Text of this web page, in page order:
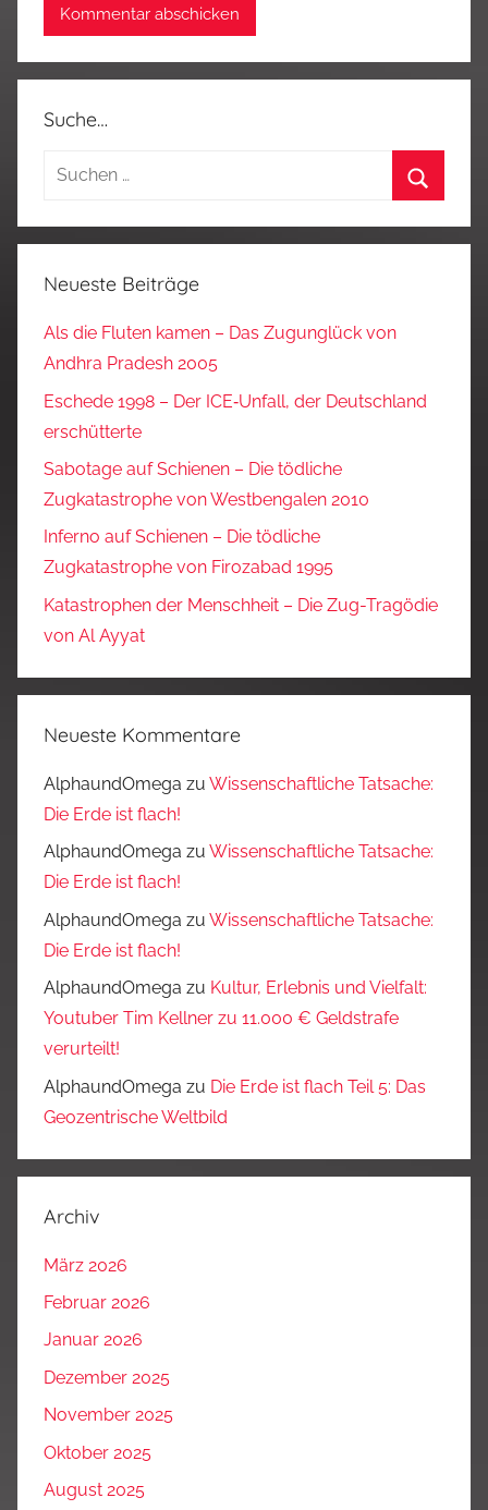
Suche…
Suchen
Neueste Beiträge
Als die Fluten kamen – Das Zugunglück von
Andhra Pradesh 2005
Eschede 1998 – Der ICE‑Unfall, der Deutschland
erschütterte
Sabotage auf Schienen – Die tödliche
Zugkatastrophe von Westbengalen 2010
Inferno auf Schienen – Die tödliche
Zugkatastrophe von Firozabad 1995
Katastrophen der Menschheit – Die Zug-Tragödie
von Al Ayyat
Neueste Kommentare
AlphaundOmega zu Wissenschaftliche Tatsache:
Die Erde ist flach!
AlphaundOmega zu Wissenschaftliche Tatsache:
Die Erde ist flach!
AlphaundOmega zu Wissenschaftliche Tatsache:
Die Erde ist flach!
AlphaundOmega zu Kultur, Erlebnis und Vielfalt:
Youtuber Tim Kellner zu 11.000 € Geldstrafe
verurteilt!
AlphaundOmega zu Die Erde ist flach Teil 5: Das
Geozentrische Weltbild
Archiv
März 2026
Februar 2026
Januar 2026
Dezember 2025
November 2025
Oktober 2025
August 2025